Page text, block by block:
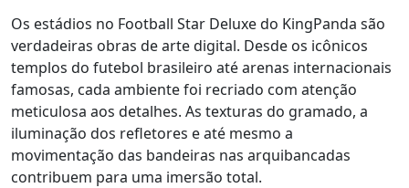
Os estádios no Football Star Deluxe do KingPanda são
verdadeiras obras de arte digital. Desde os icônicos
templos do futebol brasileiro até arenas internacionais
famosas, cada ambiente foi recriado com atenção
meticulosa aos detalhes. As texturas do gramado, a
iluminação dos refletores e até mesmo a
movimentação das bandeiras nas arquibancadas
contribuem para uma imersão total.